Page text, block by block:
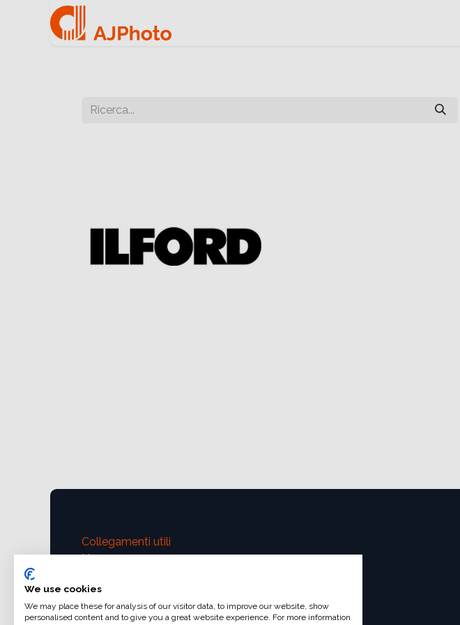
Collegamenti utili
Home
Dati di fatturazione
Iva e fatturazione
We use cookies
We may place these for analysis of our visitor data, to improve our website, show
personalised content and to give you a great website experience. For more information